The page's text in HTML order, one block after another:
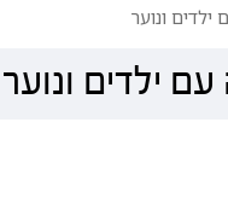
ונוער
ילדים ונוער